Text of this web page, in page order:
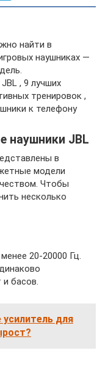
найти в
наушниках —
, 9 лучших
тренировок ,
к телефону
наушники JBL
в
модели
Чтобы
несколько
20-20000 Гц.
и басов.
для